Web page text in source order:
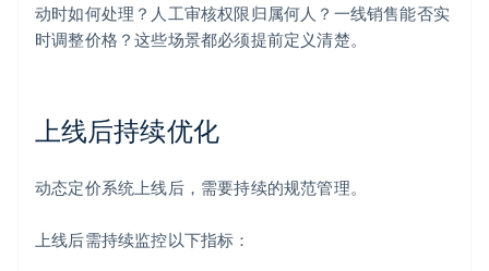
动时如何处理？人工审核权限归属何人？一线销售能否实
时调整价格？这些场景都必须提前定义清楚。
上线后持续优化
动态定价系统上线后，需要持续的规范管理。
上线后需持续监控以下指标：